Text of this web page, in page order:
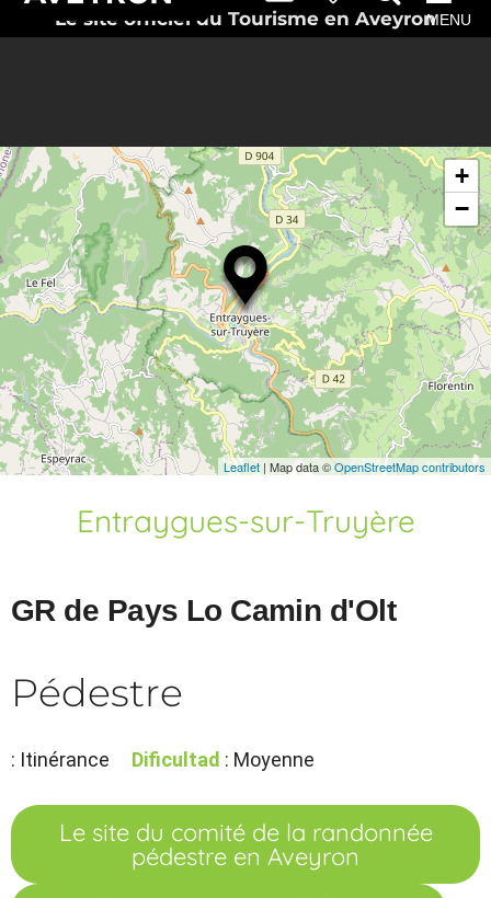
Le site officiel du Tourisme en AveyronMENU
+
−
Leaflet | Map data ©OpenStreetMap contributors
Entraygues-sur-Truyère
GR de Pays Lo Camin d'Olt
Pédestre
: Itinérance Dificultad : Moyenne
Le site du comité de la randonnée
pédestre en Aveyron